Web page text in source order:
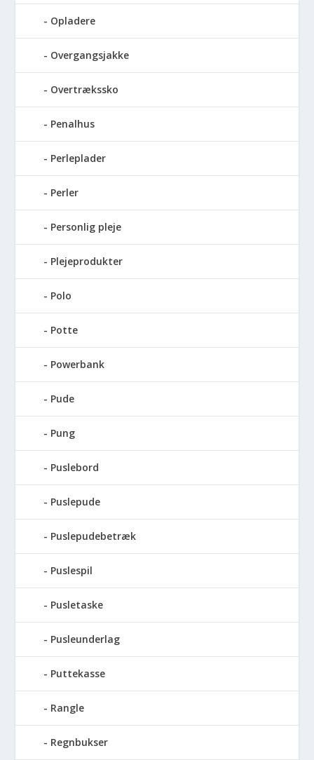
Opladere
Overgangsjakke
Overtrækssko
Penalhus
Perleplader
Perler
Personlig pleje
Plejeprodukter
Polo
Potte
Powerbank
Pude
Pung
Puslebord
Puslepude
Puslepudebetræk
Puslespil
Pusletaske
Pusleunderlag
Puttekasse
Rangle
Regnbukser